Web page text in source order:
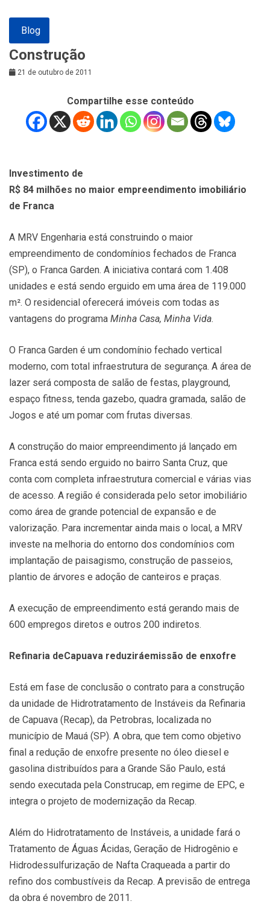
Blog
Construção
21 de outubro de 2011
Compartilhe esse conteúdo
Investimento de
R$ 84 milhões no maior empreendimento imobiliário
de Franca
A MRV Engenharia está construindo o maior
empreendimento de condomínios fechados de Franca
(SP), o Franca Garden. A iniciativa contará com 1.408
unidades e está sendo erguido em uma área de 119.000
m². O residencial oferecerá imóveis com todas as
vantagens do programa Minha Casa, Minha Vida.
O Franca Garden é um condomínio fechado vertical
moderno, com total infraestrutura de segurança. A área de
lazer será composta de salão de festas, playground,
espaço fitness, tenda gazebo, quadra gramada, salão de
Jogos e até um pomar com frutas diversas.
A construção do maior empreendimento já lançado em
Franca está sendo erguido no bairro Santa Cruz, que
conta com completa infraestrutura comercial e várias vias
de acesso. A região é considerada pelo setor imobiliário
como área de grande potencial de expansão e de
valorização. Para incrementar ainda mais o local, a MRV
investe na melhoria do entorno dos condomínios com
implantação de paisagismo, construção de passeios,
plantio de árvores e adoção de canteiros e praças.
A execução de empreendimento está gerando mais de
600 empregos diretos e outros 200 indiretos.
Refinaria deCapuava reduziráemissão de enxofre
Está em fase de conclusão o contrato para a construção
da unidade de Hidrotratamento de Instáveis da Refinaria
de Capuava (Recap), da Petrobras, localizada no
município de Mauá (SP). A obra, que tem como objetivo
final a redução de enxofre presente no óleo diesel e
gasolina distribuídos para a Grande São Paulo, está
sendo executada pela Construcap, em regime de EPC, e
integra o projeto de modernização da Recap.
Além do Hidrotratamento de Instáveis, a unidade fará o
Tratamento de Águas Ácidas, Geração de Hidrogênio e
Hidrodessulfurização de Nafta Craqueada a partir do
refino dos combustíveis da Recap. A previsão de entrega
da obra é novembro de 2011.